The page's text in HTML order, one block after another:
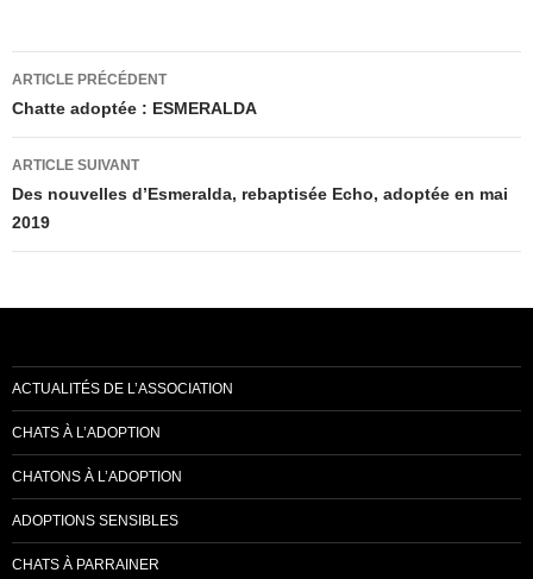
Navigation
des
articles
ARTICLE PRÉCÉDENT
Chatte adoptée : ESMERALDA
ARTICLE SUIVANT
Des nouvelles d’Esmeralda, rebaptisée Echo, adoptée en mai
2019
ACTUALITÉS DE L’ASSOCIATION
CHATS À L’ADOPTION
CHATONS À L’ADOPTION
ADOPTIONS SENSIBLES
CHATS À PARRAINER